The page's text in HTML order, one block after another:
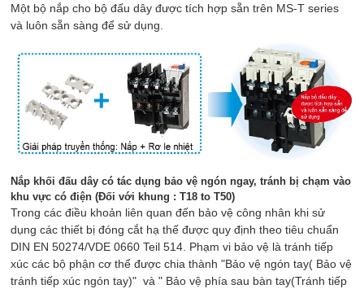
Một bộ nắp cho bộ đấu dây được tích hợp sẵn trên MS-T series
và luôn sẵn sàng để sử dụng.
Nắp khối đấu dây có tác dụng bảo vệ ngón ngay, tránh bị chạm vào
khu vực có điện (Đối với khung : T18 to T50)
Trong các điều khoản liên quan đến bảo vệ công nhân khi sử
dụng các thiết bị đóng cắt hạ thế được quy định theo tiêu chuẩn
DIN EN 50274/VDE 0660 Teil 514. Phạm vi bảo vệ là tránh tiếp
xúc các bộ phận cơ thể được chia thành "Bảo vệ ngón tay( Bảo vệ
tránh tiếp xúc ngón tay)" và " Bảo vệ phía sau bàn tay(Tránh tiếp